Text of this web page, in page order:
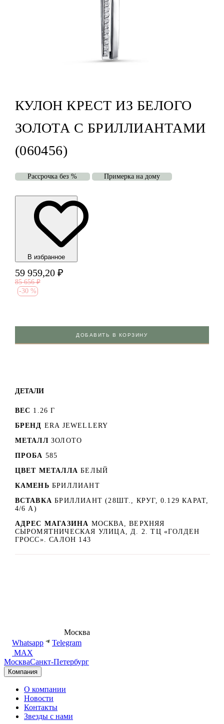
КУЛОН КРЕСТ ИЗ БЕЛОГО
ЗОЛОТА С БРИЛЛИАНТАМИ
(060456)
Рассрочка без % Примерка на дому
В избранноe
59 959,20 ₽
85 656 ₽
-30 %
ДОБАВИТЬ В КОРЗИНУ
ДЕТАЛИ
ВЕС 1.26 Г
БРЕНД ERA JEWELLERY
МЕТАЛЛ ЗОЛОТО
ПРОБА 585
ЦВЕТ МЕТАЛЛА БЕЛЫЙ
КАМЕНЬ БРИЛЛИАНТ
ВСТАВКА БРИЛЛИАНТ (28ШТ., КРУГ, 0.129 КАРАТ,
4/6 А)
АДРЕС МАГАЗИНА МОСКВА, ВЕРХНЯЯ
СЫРОМЯТНИЧЕСКАЯ УЛИЦА, Д. 2. ТЦ «ГОЛДЕН
ГРОСС». САЛОН 143
Москва
Whatsapp
Telegram
MAX
МоскваСанкт-Петербург
Компания
О компании
Новости
Контакты
Звезды с нами